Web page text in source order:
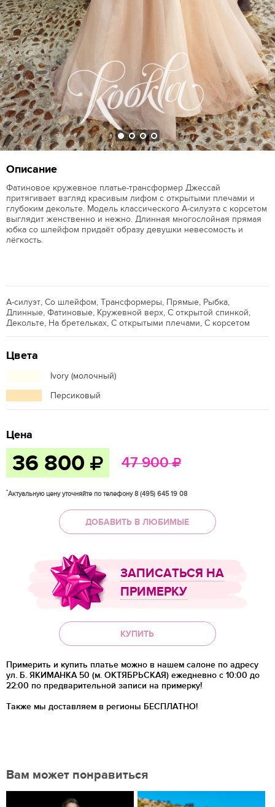
Описание
Фатиновое кружевное платье-трансформер Джессай
притягивает взгляд красивым лифом с открытыми плечами и
глубоким декольте. Модель классического А-силуэта с корсетом
выглядит женственно и нежно. Длинная многослойная прямая
юбка со шлейфом придаёт образу девушки невесомость и
лёгкость.
А-силуэт, Со шлейфом, Трансформеры, Прямые, Рыбка,
Длинные, Фатиновые, Кружевной верх, С открытой спинкой,
Декольте, На бретельках, С открытыми плечами, С корсетом
Цвета
Ivory (молочный)
Персиковый
Цена
36 800 47 900
*Актуальную цену уточняйте по телефону 8 (495) 645 19 08
ДОБАВИТЬ В ЛЮБИМЫЕ
ЗАПИСАТЬСЯ НА
ПРИМЕРКУ
КУПИТЬ
Примерить и купить платье можно в нашем салоне по адресу
ул. Б. ЯКИМАНКА 50 (м. ОКТЯБРЬСКАЯ) ежедневно с 10:00 до
22:00 по предварительной записи на примерку!
Также мы доставляем в регионы БЕСПЛАТНО!
Вам может понравиться